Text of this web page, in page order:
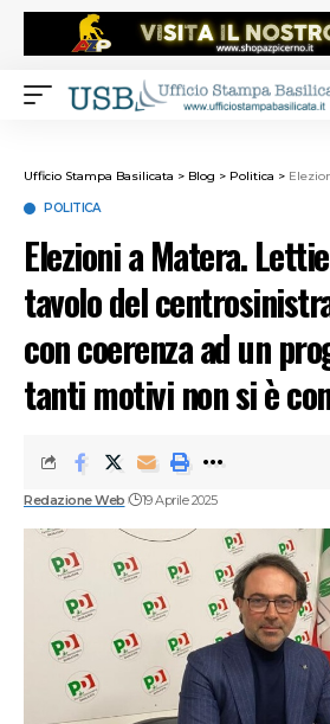
Ufficio Stampa Basilicata > Blog > Politica > Elezioni a Matera. Lettieri
POLITICA
Elezioni a Matera.
tavolo del
con coerenza ad un
tanti motivi non si è
Redazione Web 19 Aprile 2025